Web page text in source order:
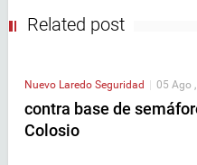
Related post
Nuevo Laredo Seguridad 05 Ago
contra base de
Colosio